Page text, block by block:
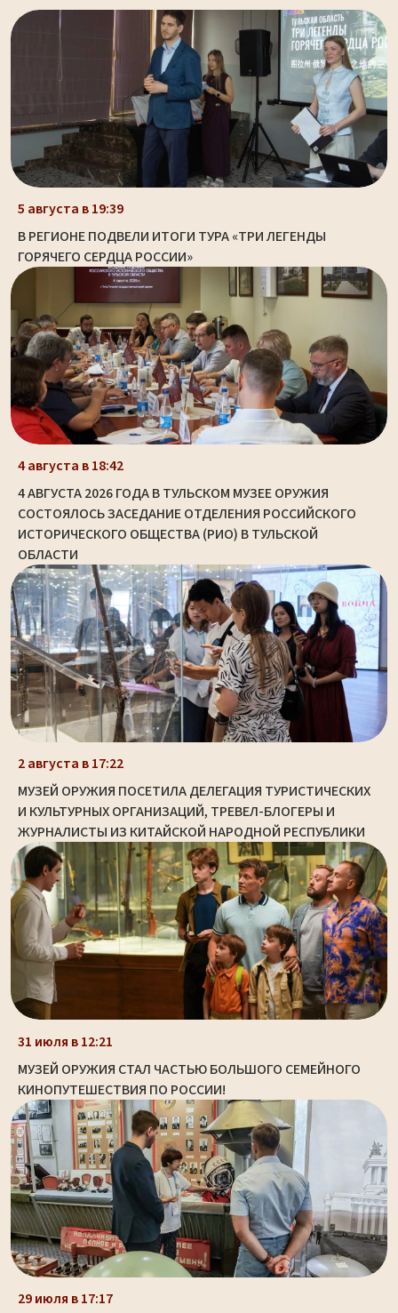
5 августа в 19:39
В РЕГИОНЕ ПОДВЕЛИ ИТОГИ ТУРА «ТРИ ЛЕГЕНДЫ
ГОРЯЧЕГО СЕРДЦА РОССИИ»
4 августа в 18:42
4 АВГУСТА 2026 ГОДА В ТУЛЬСКОМ МУЗЕЕ ОРУЖИЯ
СОСТОЯЛОСЬ ЗАСЕДАНИЕ ОТДЕЛЕНИЯ РОССИЙСКОГО
ИСТОРИЧЕСКОГО ОБЩЕСТВА (РИО) В ТУЛЬСКОЙ
ОБЛАСТИ
2 августа в 17:22
МУЗЕЙ ОРУЖИЯ ПОСЕТИЛА ДЕЛЕГАЦИЯ ТУРИСТИЧЕСКИХ
И КУЛЬТУРНЫХ ОРГАНИЗАЦИЙ, ТРЕВЕЛ-БЛОГЕРЫ И
ЖУРНАЛИСТЫ ИЗ КИТАЙСКОЙ НАРОДНОЙ РЕСПУБЛИКИ
31 июля в 12:21
МУЗЕЙ ОРУЖИЯ СТАЛ ЧАСТЬЮ БОЛЬШОГО СЕМЕЙНОГО
КИНОПУТЕШЕСТВИЯ ПО РОССИИ!
29 июля в 17:17